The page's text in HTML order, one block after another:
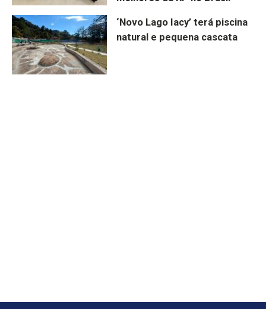
‘Novo Lago Iacy’ terá piscina
natural e pequena cascata